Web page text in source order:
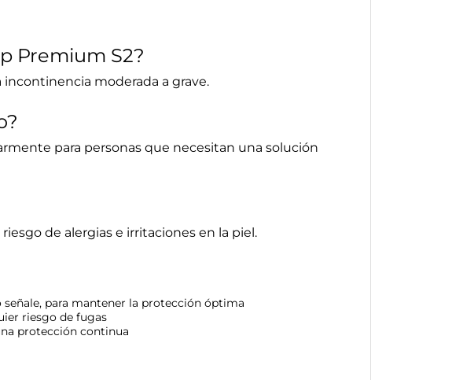
Premium S2?
incontinencia moderada a grave.
para personas que necesitan una solución
de alergias e irritaciones en la piel.
para mantener la protección óptima
riesgo de fugas
protección continua